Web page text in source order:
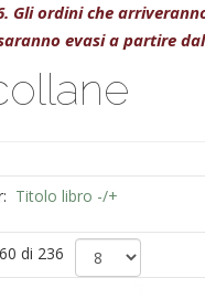
Gli ordini che
evasi a partire
Titolo libro -/+
di 236